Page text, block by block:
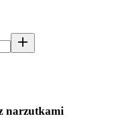
narzutkami